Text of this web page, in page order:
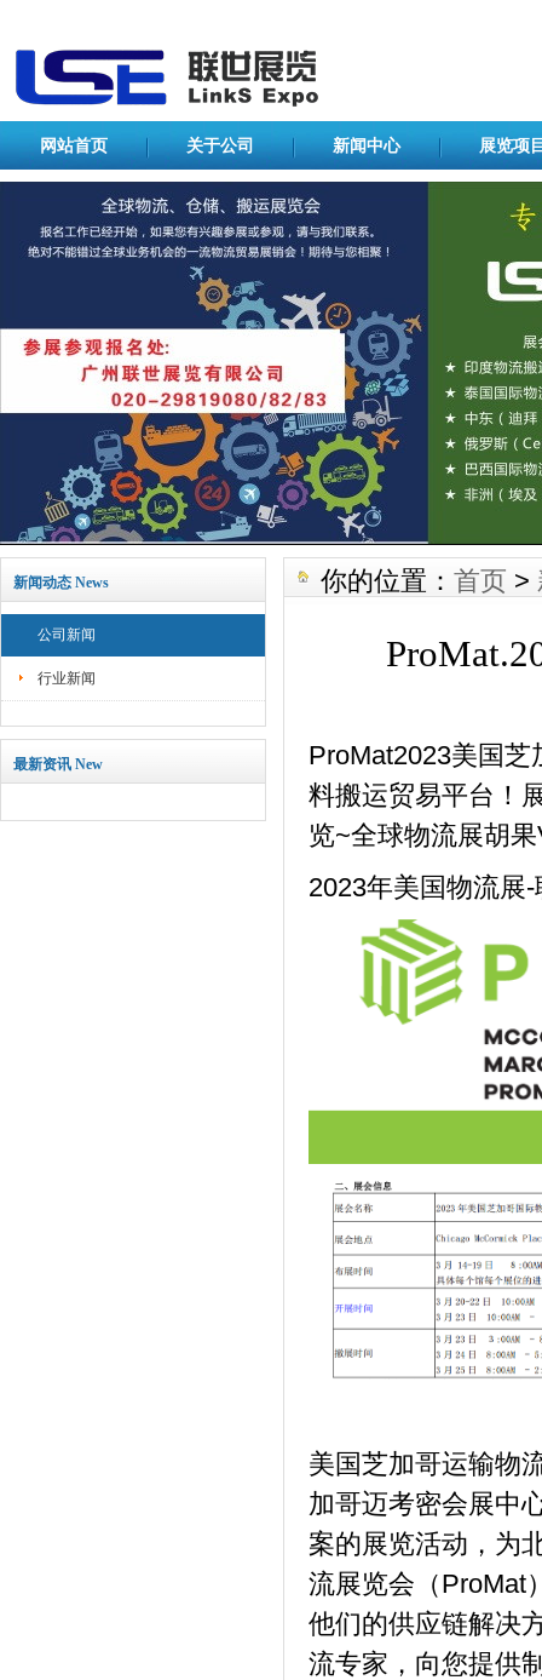
网站首页 关于公司 新闻中心 展览项
新闻动态 News
公司新闻
行业新闻
最新资讯 New
你的位置： 首页 >
ProMat2023美国
料搬运贸易平台！
览~全球物流展胡
2023年美国物流展
美国芝加哥运输物
加哥迈考密会展中
案的展览活动，为
流展览会（ProMat
他们的供应链解决
流专家，向您提供